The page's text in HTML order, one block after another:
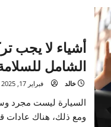
كيف تحافظ على قيمة
جديدة هو استثمار كبير،
اقرأ المزيد اقرأ
المزيد
عن
كيفية
الحفاظ
على
سيارتك
–
دليل
أشياء لا يجب